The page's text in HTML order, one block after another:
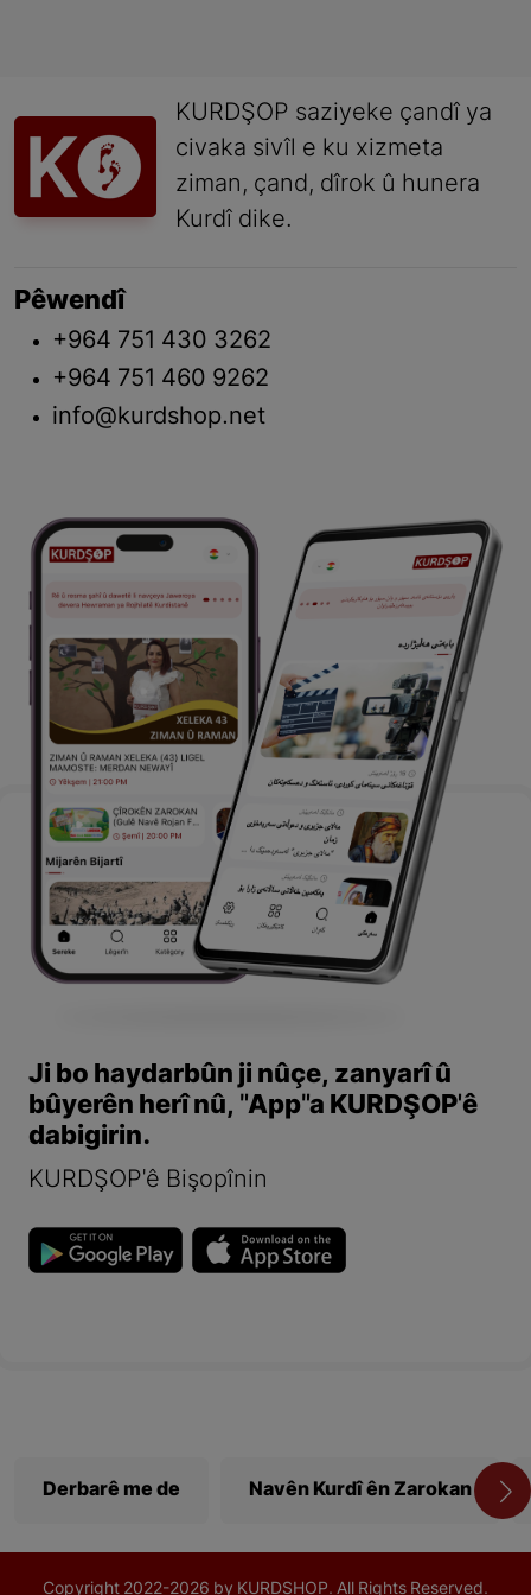
KURDŞOP saziyeke çandî ya
civaka sivîl e ku xizmeta
ziman, çand, dîrok û hunera
Kurdî dike.
Pêwendî
+964 751 430 3262
+964 751 460 9262
info@kurdshop.net
Ji bo haydarbûn ji nûçe, zanyarî û
bûyerên herî nû, "App"a KURDŞOP'ê
dabigirin.
KURDŞOP'ê Bişopînin
Derbarê me de Navên Kurdî ên Zarokan
Copyright 2022-2026 by KURDSHOP. All Rights Reserved.